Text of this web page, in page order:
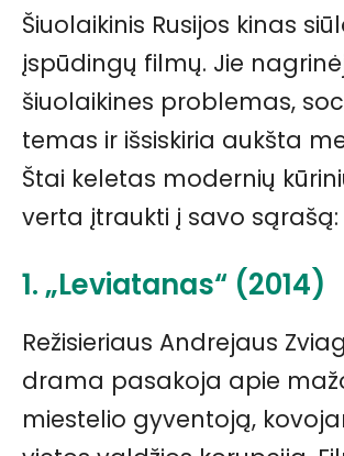
Šiuolaikinis Rusijos kinas
įspūdingų filmų. Jie
šiuolaikines problemas,
temas ir išsiskiria aukšta
Štai keletas modernių
verta įtraukti į savo sąrašą:
1. „Leviatanas“ (2014)
Režisieriaus Andrejaus
drama pasakoja apie
miestelio gyventoją,